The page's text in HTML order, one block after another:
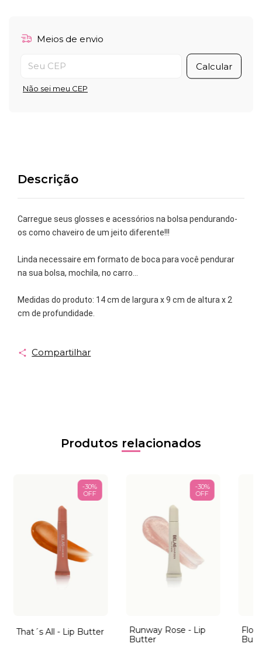
Meios de envio
Calcular
Não sei meu CEP
Descrição
Carregue seus glosses e acessórios na bolsa pendurando-
os como chaveiro de um jeito diferente!!!
Linda necessaire em formato de boca para você pendurar
na sua bolsa, mochila, no carro...
Medidas do produto: 14 cm de largura x 9 cm de altura x 2
cm de profundidade.
Compartilhar
Produtos relacionados
That´s All - Lip Butter
-30%
OFF
Runway Rose - Lip
Butter
-30%
OFF